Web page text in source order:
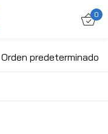
0
Orden predeterminado